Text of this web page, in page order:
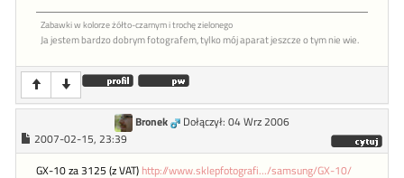
Zabawki w kolorze żółto-czarnym i trochę zielonego
Ja jestem bardzo dobrym fotografem, tylko mój aparat jeszcze o tym nie wie.
Bronek
Dołączył: 04 Wrz 2006
2007-02-15, 23:39
GX-10 za 3125 (z VAT) http://www.sklepfotografi.../samsung/GX-10/